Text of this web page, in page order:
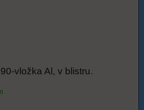
vložka Al, v blistru.